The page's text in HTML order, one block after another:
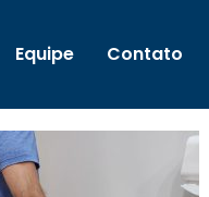
Equipe Contato